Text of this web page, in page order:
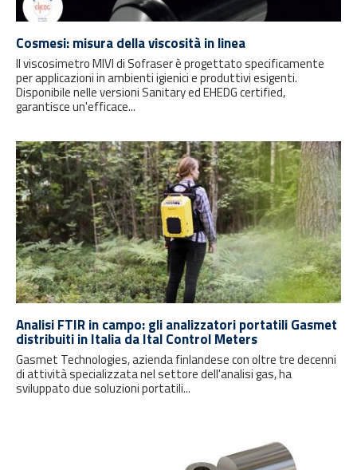
Cosmesi: misura della viscosità in linea
Il viscosimetro MIVI di Sofraser è progettato specificamente
per applicazioni in ambienti igienici e produttivi esigenti.
Disponibile nelle versioni Sanitary ed EHEDG certified,
garantisce un'efficace...
Analisi FTIR in campo: gli analizzatori portatili Gasmet
distribuiti in Italia da Ital Control Meters
Gasmet Technologies, azienda finlandese con oltre tre decenni
di attività specializzata nel settore dell'analisi gas, ha
sviluppato due soluzioni portatili...